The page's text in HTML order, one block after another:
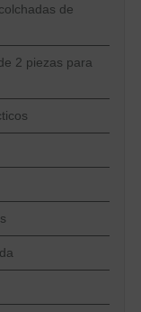
de
2 piezas para